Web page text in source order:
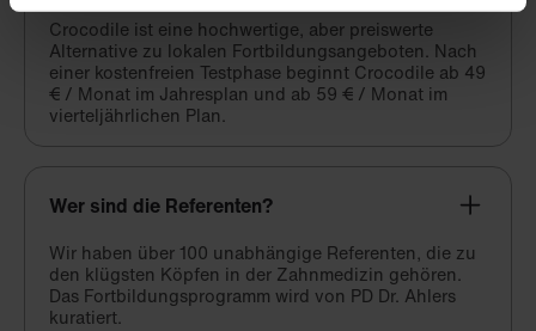
Crocodile ist eine hochwertige, aber preiswerte
Alternative zu lokalen Fortbildungsangeboten. Nach
einer kostenfreien Testphase beginnt Crocodile ab 49
€ / Monat im Jahresplan und ab 59 € / Monat im
vierteljährlichen Plan.
Wer sind die Referenten?
Wir haben über 100 unabhängige Referenten, die zu
den klügsten Köpfen in der Zahnmedizin gehören.
Das Fortbildungsprogramm wird von PD Dr. Ahlers
kuratiert.